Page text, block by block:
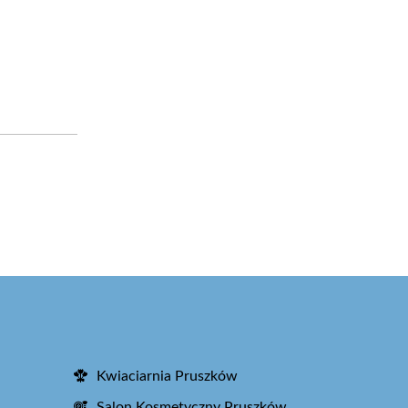
Kwiaciarnia Pruszków